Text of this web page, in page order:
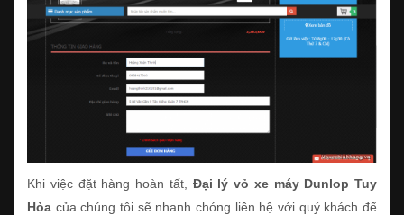
Khi việc đặt hàng hoàn tất, Đại lý vỏ xe máy Dunlop Tuy
Hòa của chúng tôi sẽ nhanh chóng liên hệ với quý khách để